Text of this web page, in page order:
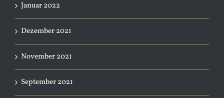
Januar 2022
Dezember 2021
November 2021
September 2021